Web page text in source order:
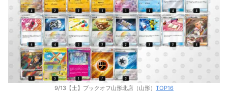
9/13【土】ブックオフ山形北店（山形） TOP16